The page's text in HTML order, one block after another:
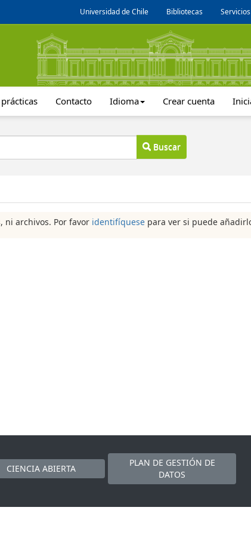
Universidad de Chile Bibliotecas
Contacto Idioma Crear cuenta
Buscar
ni archivos. Por favor identifíquese para ver si puede
CIENCIA ABIERTA
PLAN DE GESTIÓN DE
DATOS